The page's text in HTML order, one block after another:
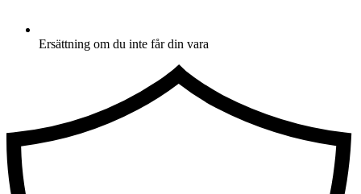
Ersättning om du inte får din vara